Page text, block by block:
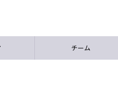
チーム